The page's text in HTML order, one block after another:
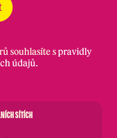
souhlasíte spravidly
údajů.
SÍTÍCH